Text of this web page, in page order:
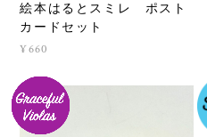
絵本はるとスミレ ポスト
カードセット
¥660